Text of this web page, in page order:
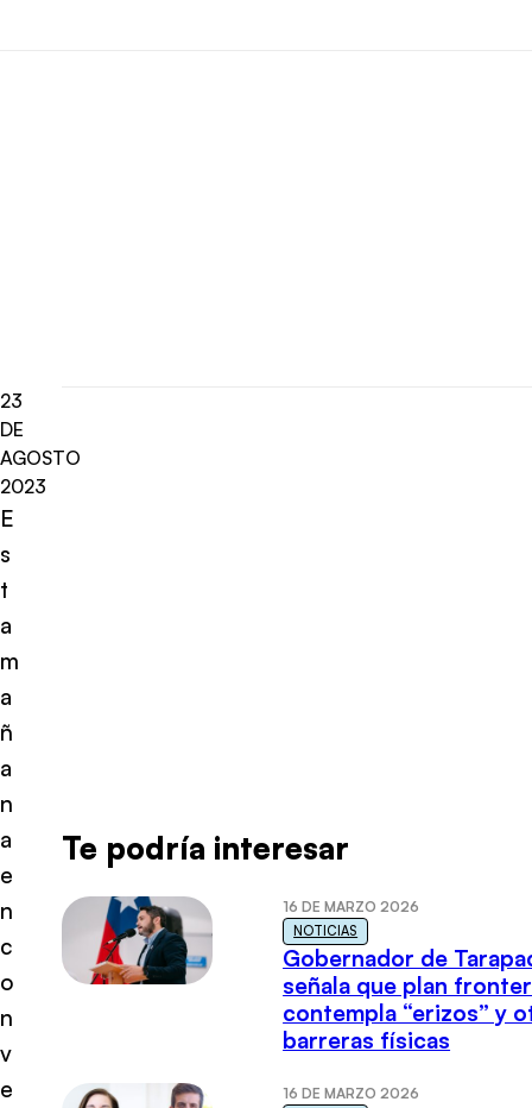
23
DE
AGOSTO
2023
E
s
t
a
m
a
ñ
a
n
a
e
n
c
o
n
v
e
Te podría interesar
16 DE MARZO 2026
NOTICIAS
Gobernador de
señala que plan
contempla “erizos” y
barreras físicas
16 DE MARZO 2026